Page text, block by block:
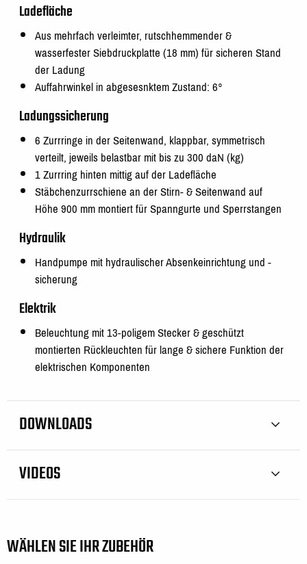
Ladefläche
Aus mehrfach verleimter, rutschhemmender &
wasserfester Siebdruckplatte (18 mm) für sicheren Stand
der Ladung
Auffahrwinkel in abgesesnktem Zustand: 6°
Ladungssicherung
6 Zurrringe in der Seitenwand, klappbar, symmetrisch
verteilt, jeweils belastbar mit bis zu 300 daN (kg)
1 Zurrring hinten mittig auf der Ladefläche
Stäbchenzurrschiene an der Stirn- & Seitenwand auf
Höhe 900 mm montiert für Spanngurte und Sperrstangen
Hydraulik
Handpumpe mit hydraulischer Absenkeinrichtung und -
sicherung
Elektrik
Beleuchtung mit 13-poligem Stecker & geschützt
montierten Rückleuchten für lange & sichere Funktion der
elektrischen Komponenten
DOWNLOADS
VIDEOS
WÄHLEN SIE IHR ZUBEHÖR